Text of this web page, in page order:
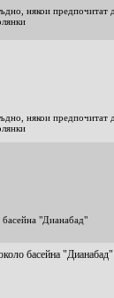
някои предпочитат
някои предпочитат
басейна "Дианабад"
басейна "Дианабад"